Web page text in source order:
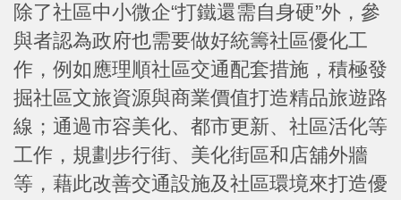
除了社區中小微企“打鐵還需自身硬”外，參
與者認為政府也需要做好統籌社區優化工
作，例如應理順社區交通配套措施，積極發
掘社區文旅資源與商業價值打造精品旅遊路
線；通過市容美化、都市更新、社區活化等
工作，規劃步行街、美化街區和店舖外牆
等，藉此改善交通設施及社區環境來打造優